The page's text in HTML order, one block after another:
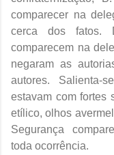
comparecer na
cerca dos fatos.
comparecem na
negaram as
autores. Salienta-
estavam com fortes
etílico, olhos
Segurança
toda ocorrência.